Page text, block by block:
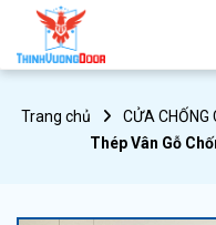
Trang chủ CỬA CHỐNG
Thép Vân Gỗ